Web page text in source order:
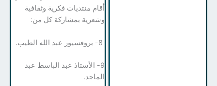
أقام منتديات فكرية وثقافية
وشعرية بمشاركة كل من:
9- الأستاذ عبد الباسط عبد
الماجد.